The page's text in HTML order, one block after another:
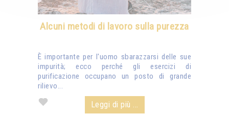
Alcuni metodi di lavoro sulla purezza
È importante per l'uomo sbarazzarsi delle sue
impurità; ecco perché gli esercizi di
purificazione occupano un posto di grande
rilievo...
Leggi di più ...